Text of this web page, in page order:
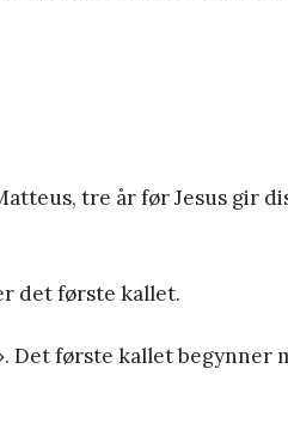
tre år før Jesus gir
det første kallet.
Det første kallet begynner